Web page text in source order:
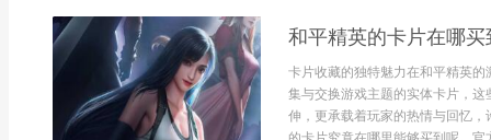
和平精英的卡片在哪
卡片收藏的独特魅力在和平精英
集与交换游戏主题的实体卡片，
伸，更承载着玩家的热情与回忆